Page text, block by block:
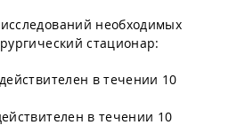
необходимых
стационар:
в течении 10
в течении 10